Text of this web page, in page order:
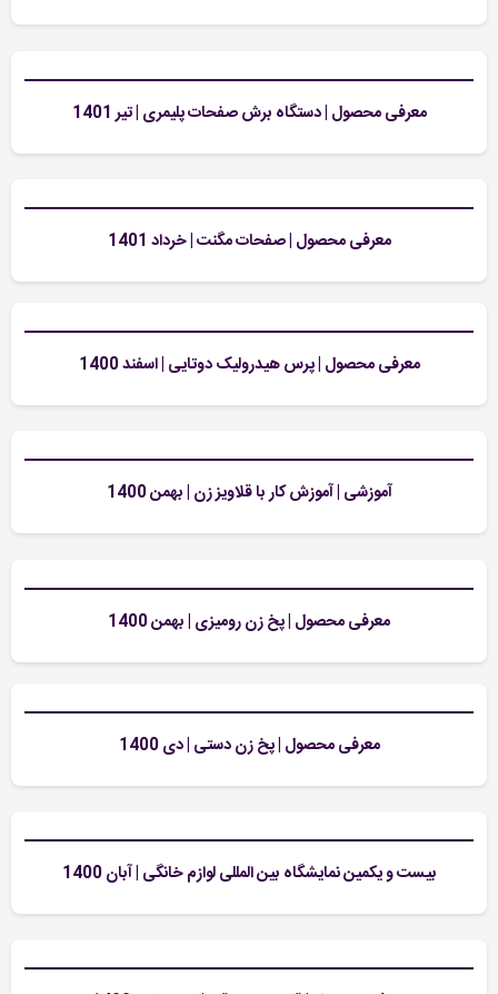
معرفی محصول | دستگاه برش صفحات پلیمری | تیر 1401
معرفی محصول | صفحات مگنت | خرداد 1401
معرفی محصول | پرس هیدرولیک دوتایی | اسفند 1400
آموزشی | آموزش کار با قلاویز زن | بهمن 1400
معرفی محصول | پخ زن رومیزی | بهمن 1400
معرفی محصول | پخ زن دستی | دی 1400
بیست و یکمین نمایشگاه بین المللی لوازم خانگی | آبان 1400